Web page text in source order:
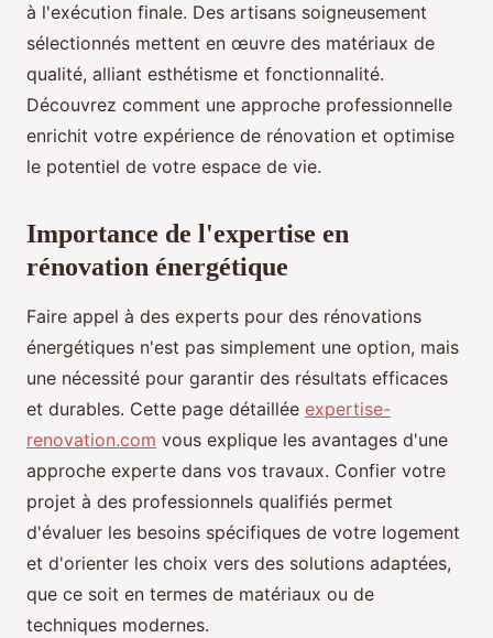
à l'exécution finale. Des artisans soigneusement
sélectionnés mettent en œuvre des matériaux de
qualité, alliant esthétisme et fonctionnalité.
Découvrez comment une approche professionnelle
enrichit votre expérience de rénovation et optimise
le potentiel de votre espace de vie.
Importance de l'expertise en
rénovation énergétique
Faire appel à des experts pour des rénovations
énergétiques n'est pas simplement une option, mais
une nécessité pour garantir des résultats efficaces
et durables. Cette page détaillée expertise-
renovation.com vous explique les avantages d'une
approche experte dans vos travaux. Confier votre
projet à des professionnels qualifiés permet
d'évaluer les besoins spécifiques de votre logement
et d'orienter les choix vers des solutions adaptées,
que ce soit en termes de matériaux ou de
techniques modernes.